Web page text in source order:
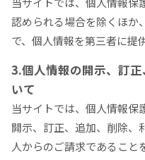
認められる場合を除くほか
で、個人情報を第三者に提
3.個人情報の開示、訂
いて
当サイトでは、個人情報保
開示、訂正、追加、削除、
人からのご請求であること